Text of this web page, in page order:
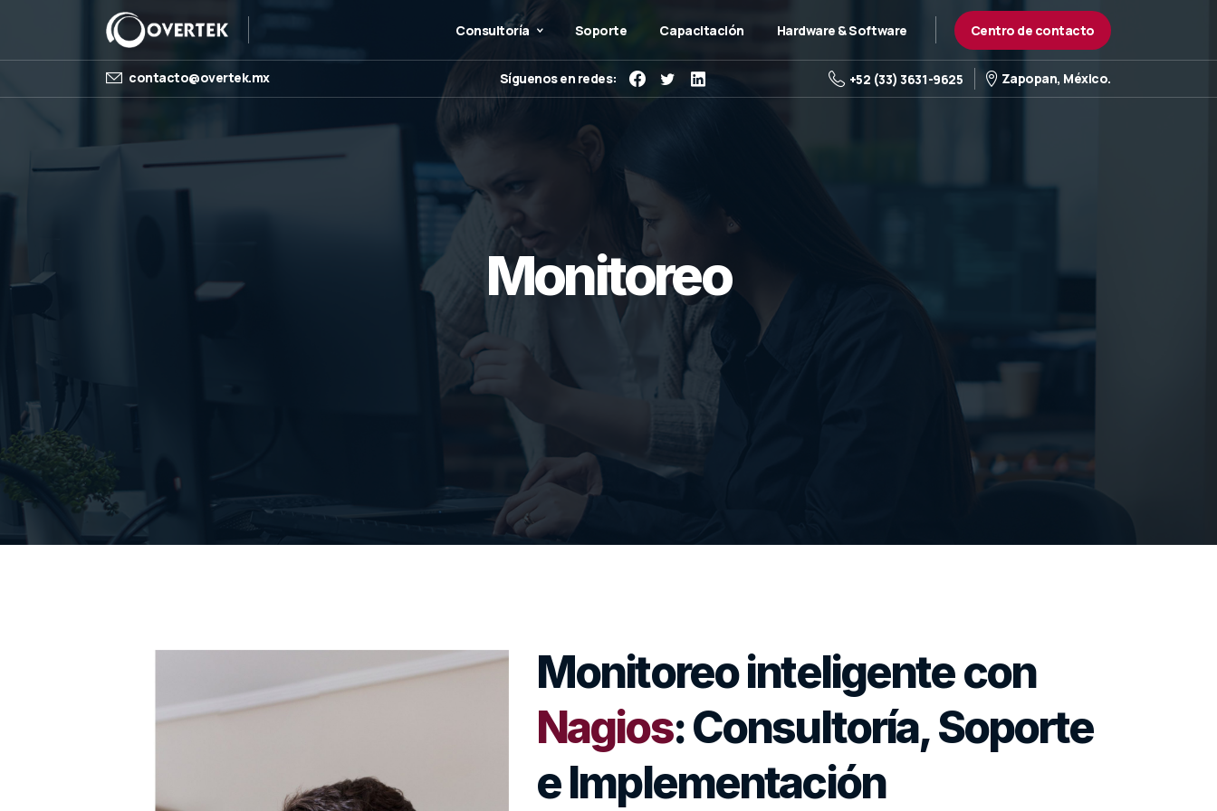
Consultoría Soporte Capacitación Hardware & Software Centro de contacto
contacto@overtek.mx Síguenos en redes: +52 (33) 3631-9625 Zapopan, México.
Monitoreo
Monitoreo inteligente con
Nagios: Consultoría, Soporte
e Implementación